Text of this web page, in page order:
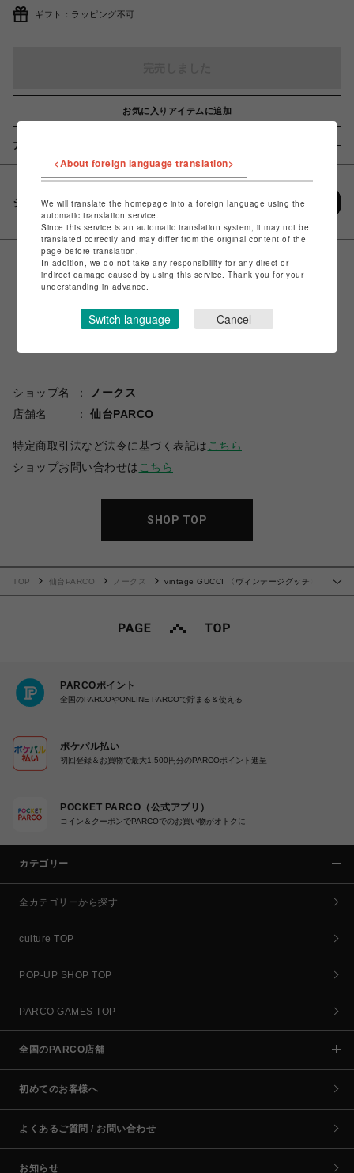
ギフト：ラッピング不可
お気に入りアイテムに追加
アイテム説明 / 素材
シェアする
ショップ名
ノークス
店舗名
仙台PARCO
特定商取引法など法令に基づく表記は こちら
ショップお問い合わせは こちら
SHOP TOP
TOP 仙台PARCO ノークス
vintage GUCCI 〈ヴィンテージグッチ〉
PARCOポイント
全国のPARCOやONLINE PARCOで貯まる＆使える
ポケパル払い
初回登録＆お買物で最大1,500円分のPARCOポイント進呈
POCKET PARCO（公式アプリ）
コイン＆クーポンでPARCOでのお買い物がオトクに
カテゴリー
全カテゴリーから探す
culture TOP
POP-UP SHOP TOP
PARCO GAMES TOP
全国のPARCO店舗
初めてのお客様へ
よくあるご質問 / お問い合わせ
お知らせ
<About foreign language translation>
We will translate the homepage into a foreign language using the
automatic translation service.
Since this service is an automatic translation system, it may not be
translated correctly and may differ from the original content of the
page before translation.
In addition, we do not take any responsibility for any direct or
indirect damage caused by using this service. Thank you for your
understanding in advance.
Switch language Cancel